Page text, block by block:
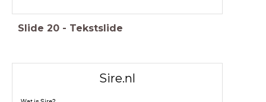
Slide 20 - Tekstslide
Sire.nl